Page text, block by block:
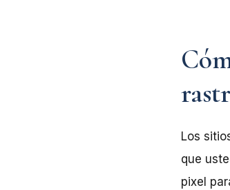
Los
que
pixel